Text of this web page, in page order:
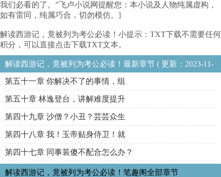
我们必看的了。”飞卢小说网提醒您：本小说及人物纯属虚构，
如有雷同，纯属巧合，切勿模仿。]
解读西游记，竟被列为考公必读！小提示：TXT下载不需要任何
积分，可以直接点击下载TXT文本。
解读西游记，竟被列为考公必读！最新章节 ( 更新：2023-11-
13 02:32:24 )
第五十一章 你解决不了的事情，组
第五十章 林逸登台，讲解难度提升
第四十九章 沙僧？小丑？芸芸众生
第四十八章 我！玉帝贴身侍卫！就
第四十七章 同事装傻不配合怎么办？
解读西游记，竟被列为考公必读！笔趣阁全部章节